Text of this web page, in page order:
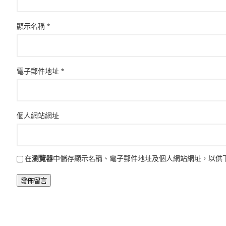
顯示名稱 *
電子郵件地址 *
個人網站網址
在瀏覽器中儲存顯示名稱、電子郵件地址及個人網站網址，以供